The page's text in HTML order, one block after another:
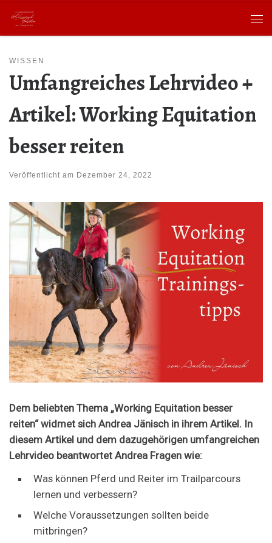
Zum Inhalt springen
WISSEN
Umfangreiches Lehrvideo +
Artikel: Working Equitation
besser reiten
Veröffentlicht am Dezember 24, 2022
Dem beliebten Thema „Working Equitation besser
reiten“ widmet sich Andrea Jänisch in ihrem Artikel. In
diesem Artikel und dem dazugehörigen umfangreichen
Lehrvideo beantwortet Andrea Fragen wie:
Was können Pferd und Reiter im Trailparcours
lernen und verbessern?
Welche Voraussetzungen sollten beide
mitbringen?